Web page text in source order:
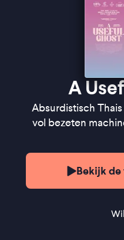
A
Absurdistisch
vol bezeten
Bekijk de